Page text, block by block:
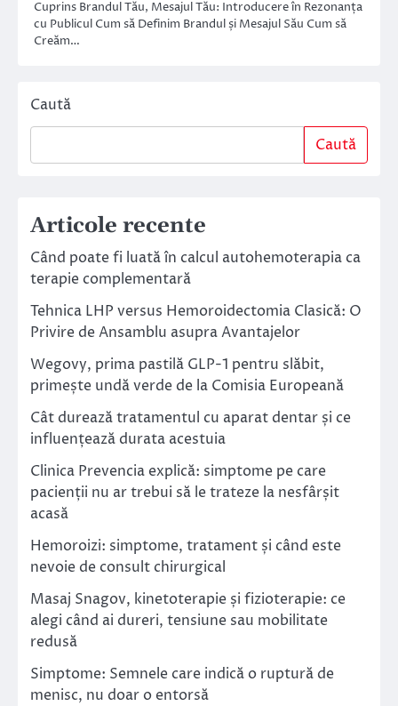
Cuprins Brandul Tău, Mesajul Tău: Introducere în Rezonanța
cu Publicul Cum să Definim Brandul și Mesajul Său Cum să
Creăm…
Caută
Caută
Articole recente
Când poate fi luată în calcul autohemoterapia ca
terapie complementară
Tehnica LHP versus Hemoroidectomia Clasică: O
Privire de Ansamblu asupra Avantajelor
Wegovy, prima pastilă GLP-1 pentru slăbit,
primește undă verde de la Comisia Europeană
Cât durează tratamentul cu aparat dentar și ce
influențează durata acestuia
Clinica Prevencia explică: simptome pe care
pacienții nu ar trebui să le trateze la nesfârșit
acasă
Hemoroizi: simptome, tratament și când este
nevoie de consult chirurgical
Masaj Snagov, kinetoterapie și fizioterapie: ce
alegi când ai dureri, tensiune sau mobilitate
redusă
Simptome: Semnele care indică o ruptură de
menisc, nu doar o entorsă